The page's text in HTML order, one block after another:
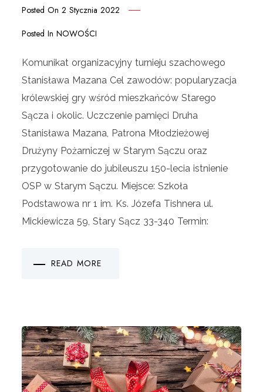
Posted On2 Stycznia 2022
Posted InNOWOŚCI
Komunikat organizacyjny turnieju szachowego
Stanisława Mazana Cel zawodów: popularyzacja
królewskiej gry wśród mieszkańców Starego
Sącza i okolic. Uczczenie pamięci Druha
Stanisława Mazana, Patrona Młodzieżowej
Drużyny Pożarniczej w Starym Sączu oraz
przygotowanie do jubileuszu 150-lecia istnienie
OSP w Starym Sączu. Miejsce: Szkoła
Podstawowa nr 1 im. Ks. Józefa Tishnera ul.
Mickiewicza 59, Stary Sącz 33-340 Termin:
READ MORE